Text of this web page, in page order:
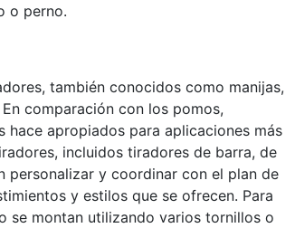
o perno.
también conocidos como manijas,
comparación con los pomos,
apropiados para aplicaciones más
incluidos tiradores de barra, de
personalizar y coordinar con el plan de
y estilos que se ofrecen. Para
se montan utilizando varios tornillos o